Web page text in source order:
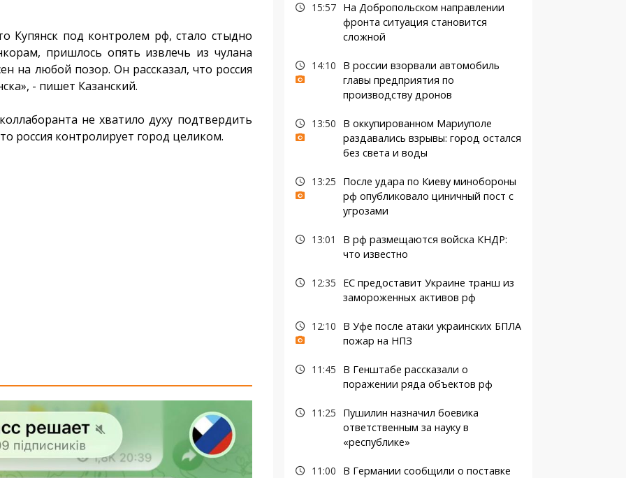
под контролем рф, стало стыдно
пришлось опять извлечь из чулана
на любой позор. Он рассказал, что россия
- пишет Казанский.
не хватило духу подтвердить
россия контролирует город целиком.
15:57
На Добропольском направлении
фронта ситуация становится
сложной
14:10
В россии взорвали автомобиль
главы предприятия по
производству дронов
13:50
В оккупированном Мариуполе
раздавались взрывы: город остался
без света и воды
13:25
После удара по Киеву минобороны
рф опубликовало циничный пост с
угрозами
13:01
В рф размещаются войска КНДР:
что известно
12:35
ЕС предоставит Украине транш из
замороженных активов рф
12:10
В Уфе после атаки украинских БПЛА
пожар на НПЗ
11:45
В Генштабе рассказали о
поражении ряда объектов рф
11:25
Пушилин назначил боевика
ответственным за науку в
«республике»
11:00
В Германии сообщили о поставке